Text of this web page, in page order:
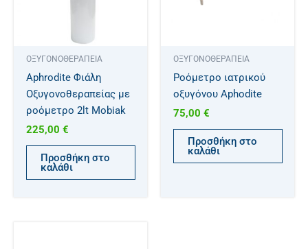
ΟΞΥΓΟΝΟΘΕΡΑΠΕΙΑ
Aphrodite Φιάλη
Oξυγονοθεραπείας με
ροόμετρο 2lt Mobiak
225,00 €
Προσθήκη στο
καλάθι
ΟΞΥΓΟΝΟΘΕΡΑΠΕΙΑ
Ροόμετρο ιατρικού
οξυγόνου Aphodite
75,00 €
Προσθήκη στο
καλάθι